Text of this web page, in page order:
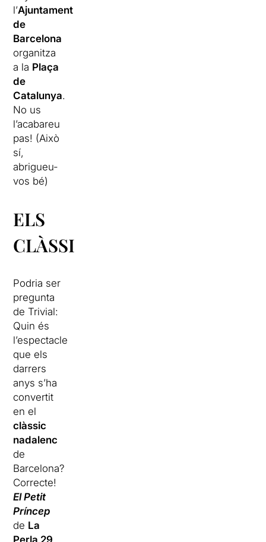
l’Ajuntament
de
Barcelona
organitza
a la Plaça
de
Catalunya.
No us
l’acabareu
pas! (Això
sí,
abrigueu-
vos bé)
ELS
CLÀSSICS
Podria ser
pregunta
de Trivial:
Quin és
l’espectacle
que els
darrers
anys s’ha
convertit
en el
clàssic
nadalenc
de
Barcelona?
Correcte!
El Petit
Príncep
de La
Perla 29,